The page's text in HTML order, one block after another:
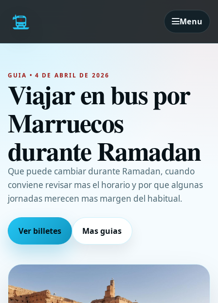
Menu
GUIA • 4 DE ABRIL DE 2026
Viajar en bus por
Marruecos
durante Ramadan
Que puede cambiar durante Ramadan, cuando
conviene revisar mas el horario y por que algunas
jornadas merecen mas margen del habitual.
Ver billetes Mas guias